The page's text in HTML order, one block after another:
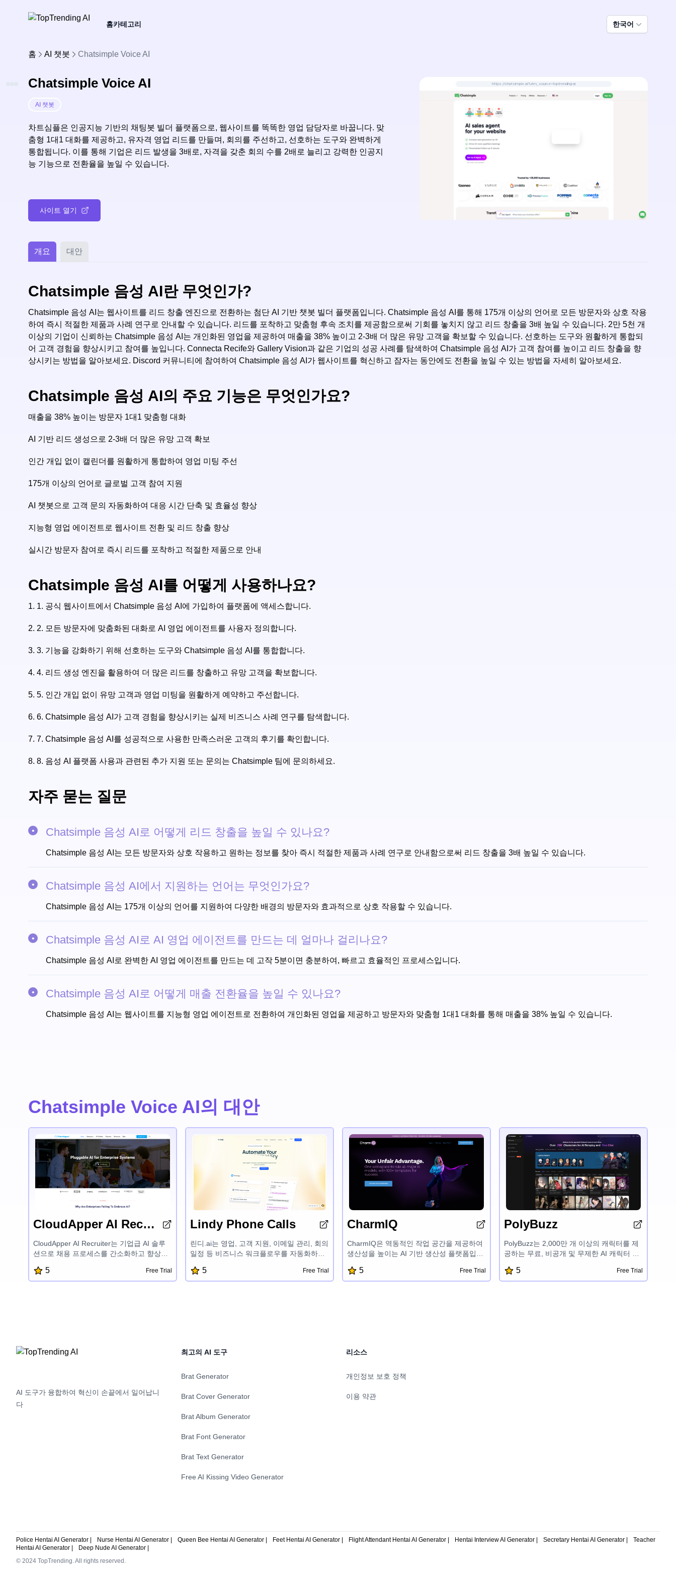
홈카테고리 한국어
홈 AI 챗봇 Chatsimple Voice AI
Chatsimple Voice AI
AI 챗봇
차트심플은 인공지능 기반의 채팅봇 빌더 플랫폼으로, 웹사이트를 똑똑한 영업 담당자로 바꿉니다. 맞
춤형 1대1 대화를 제공하고, 유자격 영업 리드를 만들며, 회의를 주선하고, 선호하는 도구와 완벽하게
통합됩니다. 이를 통해 기업은 리드 발생을 3배로, 자격을 갖춘 회의 수를 2배로 늘리고 강력한 인공지
능 기능으로 전환율을 높일 수 있습니다.
사이트 열기
https://chatsimple.ai?utm_source=toptrending-ai
개요 대안
Chatsimple 음성 AI란 무엇인가?
Chatsimple 음성 AI는 웹사이트를 리드 창출 엔진으로 전환하는 첨단 AI 기반 챗봇 빌더 플랫폼입니다. Chatsimple 음성 AI를 통해 175개 이상의 언어로 모든 방문자와 상호 작용
하여 즉시 적절한 제품과 사례 연구로 안내할 수 있습니다. 리드를 포착하고 맞춤형 후속 조치를 제공함으로써 기회를 놓치지 않고 리드 창출을 3배 높일 수 있습니다. 2만 5천 개
이상의 기업이 신뢰하는 Chatsimple 음성 AI는 개인화된 영업을 제공하여 매출을 38% 높이고 2-3배 더 많은 유망 고객을 확보할 수 있습니다. 선호하는 도구와 원활하게 통합되
어 고객 경험을 향상시키고 참여를 높입니다. Connecta Recife와 Gallery Vision과 같은 기업의 성공 사례를 탐색하여 Chatsimple 음성 AI가 고객 참여를 높이고 리드 창출을 향
상시키는 방법을 알아보세요. Discord 커뮤니티에 참여하여 Chatsimple 음성 AI가 웹사이트를 혁신하고 잠자는 동안에도 전환을 높일 수 있는 방법을 자세히 알아보세요.
Chatsimple 음성 AI의 주요 기능은 무엇인가요?
매출을 38% 높이는 방문자 1대1 맞춤형 대화
AI 기반 리드 생성으로 2-3배 더 많은 유망 고객 확보
인간 개입 없이 캘린더를 원활하게 통합하여 영업 미팅 주선
175개 이상의 언어로 글로벌 고객 참여 지원
AI 챗봇으로 고객 문의 자동화하여 대응 시간 단축 및 효율성 향상
지능형 영업 에이전트로 웹사이트 전환 및 리드 창출 향상
실시간 방문자 참여로 즉시 리드를 포착하고 적절한 제품으로 안내
Chatsimple 음성 AI를 어떻게 사용하나요?
1. 1. 공식 웹사이트에서 Chatsimple 음성 AI에 가입하여 플랫폼에 액세스합니다.
2. 2. 모든 방문자에 맞춤화된 대화로 AI 영업 에이전트를 사용자 정의합니다.
3. 3. 기능을 강화하기 위해 선호하는 도구와 Chatsimple 음성 AI를 통합합니다.
4. 4. 리드 생성 엔진을 활용하여 더 많은 리드를 창출하고 유망 고객을 확보합니다.
5. 5. 인간 개입 없이 유망 고객과 영업 미팅을 원활하게 예약하고 주선합니다.
6. 6. Chatsimple 음성 AI가 고객 경험을 향상시키는 실제 비즈니스 사례 연구를 탐색합니다.
7. 7. Chatsimple 음성 AI를 성공적으로 사용한 만족스러운 고객의 후기를 확인합니다.
8. 8. 음성 AI 플랫폼 사용과 관련된 추가 지원 또는 문의는 Chatsimple 팀에 문의하세요.
자주 묻는 질문
Chatsimple 음성 AI로 어떻게 리드 창출을 높일 수 있나요?
Chatsimple 음성 AI는 모든 방문자와 상호 작용하고 원하는 정보를 찾아 즉시 적절한 제품과 사례 연구로 안내함으로써 리드 창출을 3배 높일 수 있습니다.
Chatsimple 음성 AI에서 지원하는 언어는 무엇인가요?
Chatsimple 음성 AI는 175개 이상의 언어를 지원하여 다양한 배경의 방문자와 효과적으로 상호 작용할 수 있습니다.
Chatsimple 음성 AI로 AI 영업 에이전트를 만드는 데 얼마나 걸리나요?
Chatsimple 음성 AI로 완벽한 AI 영업 에이전트를 만드는 데 고작 5분이면 충분하여, 빠르고 효율적인 프로세스입니다.
Chatsimple 음성 AI로 어떻게 매출 전환율을 높일 수 있나요?
Chatsimple 음성 AI는 웹사이트를 지능형 영업 에이전트로 전환하여 개인화된 영업을 제공하고 방문자와 맞춤형 1대1 대화를 통해 매출을 38% 높일 수 있습니다.
Chatsimple Voice AI의 대안
CloudApper AI Recruiter
CloudApper AI Recruiter는 기업급 AI 솔루
션으로 채용 프로세스를 간소화하고 향상시
자동화하고, 후보자 선별을 간소화하며, 맞춤
형 추천을 제공하여 데이터 프라이버시와 기
5 Free Trial
Lindy Phone Calls
린디.ai는 영업, 고객 지원, 이메일 관리, 회의
일정 등 비즈니스 워크플로우를 자동화하는
원활한 통합으로 린디는 시간을 절약하고 비
즈니스를 성장시킬 수 있는 AI 에이전트를 쉽
5 Free Trial
CharmIQ
CharmIQ은 역동적인 작업 공간을 제공하여
생산성을 높이는 AI 기반 생산성 플랫폼입니
징으로 하며, 다양한 분야에서 개인화된 상황
인식 솔루션을 제공하여 더 많은 일을 할 수
5 Free Trial
PolyBuzz
PolyBuzz는 2,000만 개 이상의 캐릭터를 제
공하는 무료, 비공개 및 무제한 AI 캐릭터 채
AI 캐릭터를 만들고, 무한한 가능성을 탐험하
며 NSFW 필터가 없는 안전하고 비밀스러운
5 Free Trial
AI 도구가 융합하여 혁신이 손끝에서 일어납니
다
최고의 AI 도구
Brat Generator
Brat Cover Generator
Brat Album Generator
Brat Font Generator
Brat Text Generator
Free AI Kissing Video Generator
리소스
개인정보 보호 정책
이용 약관
Police Hentai AI Generator | Nurse Hentai AI Generator | Queen Bee Hentai AI Generator | Feet Hentai AI Generator | Flight Attendant Hentai AI Generator | Hentai Interview AI Generator | Secretary Hentai AI Generator |
Teacher
Hentai AI Generator |
Deep Nude AI Generator |
© 2024 TopTrending. All rights reserved.